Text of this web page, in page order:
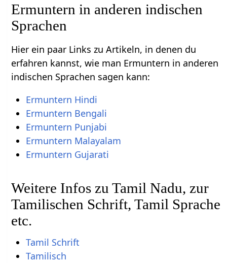
Ermuntern in anderen indischen
Sprachen
Hier ein paar Links zu Artikeln, in denen du
erfahren kannst, wie man Ermuntern in anderen
indischen Sprachen sagen kann:
Ermuntern Hindi
Ermuntern Bengali
Ermuntern Punjabi
Ermuntern Malayalam
Ermuntern Gujarati
Weitere Infos zu Tamil Nadu, zur
Tamilischen Schrift, Tamil Sprache
etc.
Tamil Schrift
Tamilisch